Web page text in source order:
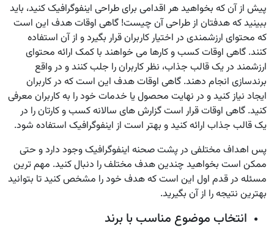
پیش از آن که بخواهید هر اقدامی برای طراحی اینفوگرافیک کنید، باید
ببینید که هدفتان از طراحی آن چیست! گاهی اوقات هدف این است
که محتوای ارزشمندی در اختیار کاربران قرار بگیرد و از آن استفاده
کنند. گاهی اوقات کسب و کارها می خواهند با کمک ارائه محتوای
ارزشمند در یک قالب جذاب، نظر کاربران را جلب کنند و در واقع
برندسازی انجام دهند. گاهی اوقات هدف این است که در کاربران
ایجاد نیاز کنید و در نهایت محصول یا خدمات خود را به کاربران معرفی
کنید. گاهی اوقات قرار است گزارش های سالانه کسب و کارتان را در
یک قالب جذاب ارائه کنید و بهتر است از اینفوگرافیک استفاده شود.
پس اهداف مختلفی در پشت صحنه اینفوگرافیک وجود دارد و حتی
ممکن است بخواهید چندین هدف مختلف را دنبال کنید. مهم ترین
مسئله در قدم اول این است که هدف خود را مشخص کنید تا بتوانید
بهترین نتیجه را از آن بگیرید.
انتخاب موضوع مناسب با برند